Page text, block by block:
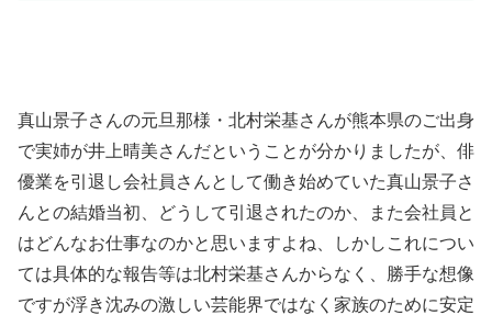
真山景子さんの元旦那様・北村栄基さんが熊本県のご出身
で実姉が井上晴美さんだということが分かりましたが、俳
優業を引退し会社員さんとして働き始めていた真山景子さ
んとの結婚当初、どうして引退されたのか、また会社員と
はどんなお仕事なのかと思いますよね、しかしこれについ
ては具体的な報告等は北村栄基さんからなく、勝手な想像
ですが浮き沈みの激しい芸能界ではなく家族のために安定